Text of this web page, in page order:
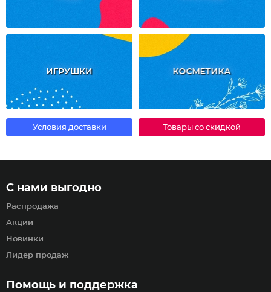
ИГРУШКИ КОСМЕТИКА
Условия доставки Товары со скидкой
Помощь и поддержка
С нами выгодно
Распродажа
Акции
Новинки
Лидер продаж